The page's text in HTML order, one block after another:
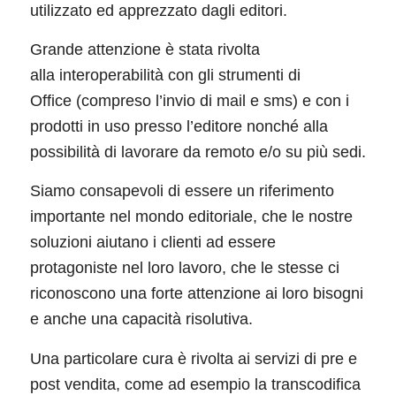
utilizzato ed apprezzato dagli editori.
Grande attenzione è stata rivolta
alla interoperabilità con gli strumenti di
Office (compreso l’invio di mail e sms) e con i
prodotti in uso presso l’editore nonché alla
possibilità di lavorare da remoto e/o su più sedi.
Siamo consapevoli di essere un riferimento
importante nel mondo editoriale, che le nostre
soluzioni aiutano i clienti ad essere
protagoniste nel loro lavoro, che le stesse ci
riconoscono una forte attenzione ai loro bisogni
e anche una capacità risolutiva.
Una particolare cura è rivolta ai servizi di pre e
post vendita, come ad esempio la transcodifica